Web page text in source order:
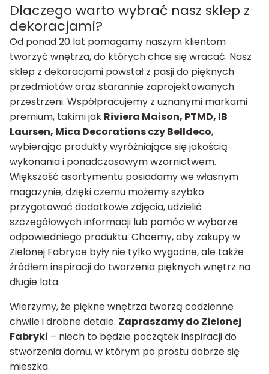
Dlaczego warto wybrać nasz sklep z
dekoracjami?
Od ponad 20 lat pomagamy naszym klientom
tworzyć wnętrza, do których chce się wracać. Nasz
sklep z dekoracjami powstał z pasji do pięknych
przedmiotów oraz starannie zaprojektowanych
przestrzeni. Współpracujemy z uznanymi markami
premium, takimi jak Riviera Maison, PTMD, IB
Laursen, Mica Decorations czy Belldeco,
wybierając produkty wyróżniające się jakością
wykonania i ponadczasowym wzornictwem.
Większość asortymentu posiadamy we własnym
magazynie, dzięki czemu możemy szybko
przygotować dodatkowe zdjęcia, udzielić
szczegółowych informacji lub pomóc w wyborze
odpowiedniego produktu. Chcemy, aby zakupy w
Zielonej Fabryce były nie tylko wygodne, ale także
źródłem inspiracji do tworzenia pięknych wnętrz na
długie lata.
Wierzymy, że piękne wnętrza tworzą codzienne
chwile i drobne detale. Zapraszamy do Zielonej
Fabryki – niech to będzie początek inspiracji do
stworzenia domu, w którym po prostu dobrze się
mieszka.